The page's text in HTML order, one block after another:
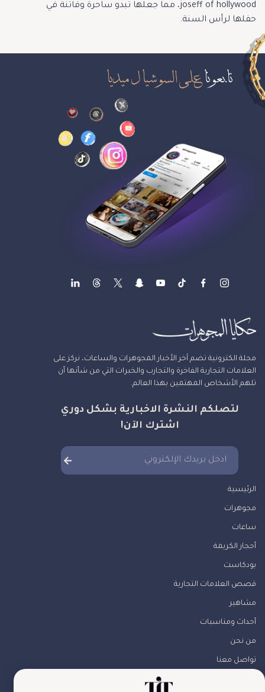
joseff of hollywood، مما جعلها تبدو ساحرة وفاتنة في
حفلها لرأس السنة.
تابعوناعلى السوشيال ميديا
مجلة الكترونية تضم آخر الأخبار المجوهرات والساعات، نركز على
العلامات التجارية الفاخرة والتجارب والخبرات التي من شأنها أن
تلهم الأشخاص المهتمين بهذا العالم.
لتصلكم النشرة الاخبارية بشكل دوري
اشترك الآن!
الرئيسية
مجوهرات
ساعات
أحجار الكريمة
بودكاست
قصص العلامات التجارية
مشاهير
أحداث ومناسبات
من نحن
تواصل معنا